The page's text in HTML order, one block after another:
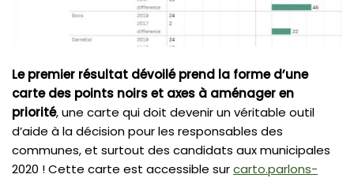
Le premier résultat dévoilé prend la forme d’une
carte des points noirs et axes à aménager en
priorité, une carte qui doit devenir un véritable outil
d’aide à la décision pour les responsables des
communes, et surtout des candidats aux municipales
2020 ! Cette carte est accessible surcarto.parlons-